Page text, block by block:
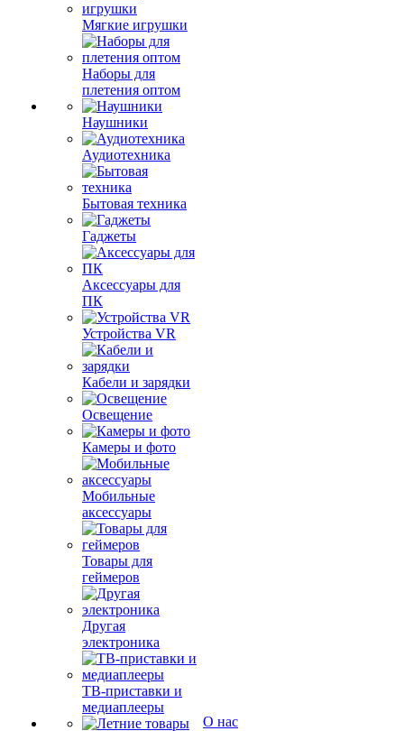
Мягкие игрушки
Наборы для
плетения оптом
Наушники
Аудиотехника
Бытовая техника
Гаджеты
Аксессуары для
ПК
Устройства VR
Кабели и зарядки
Освещение
Камеры и фото
Мобильные
аксессуары
Товары для
геймеров
Другая
электроника
ТВ-приставки и
медиаплееры
О нас